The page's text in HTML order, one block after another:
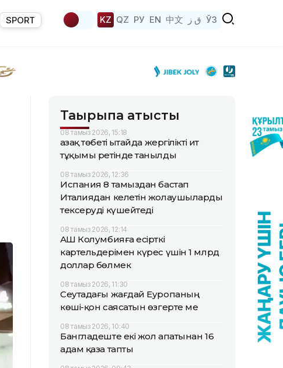
SPORT KZ QZ РУ EN 中文 ق ز ЎЗ
Тақырыпқа қатысты
08 тамыз 2026, 15:18
Қазақ төбеті Қытайда жергілікті ит
тұқымы ретінде танылды
08 тамыз 2026, 12:36
Испания 8 тамыздан бастап
Италиядан келетін жолаушыларды
тексеруді күшейтеді
08 тамыз 2026, 12:14
АҚШ Колумбияға есірткі
картельдерімен күрес үшін 1 млрд
доллар бөлмек
08 тамыз 2026, 11:30
Сеутадағы жағдай Еуропаның
көші-қон саясатын өзгерте ме
08 тамыз 2026, 10:40
Бангладеште екі жол апатынан 16
адам қаза тапты